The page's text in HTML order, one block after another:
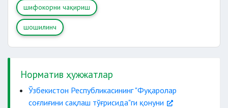
шифокорни чақириш
шошилинч
Норматив ҳужжатлар
Ўзбекистон Республикасининг "Фуқаролар
соғлиғини сақлаш тўғрисида"ги қонуни